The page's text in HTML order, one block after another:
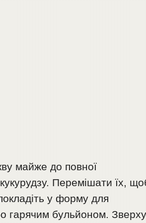
майже до повної
Перемішати їх,
у форму для
гарячим бульйоном.